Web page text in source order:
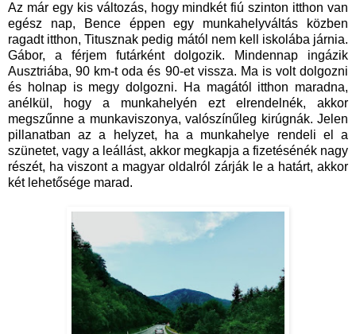
Az már egy kis változás, hogy mindkét fiú szinton itthon van
egész nap, Bence éppen egy munkahelyváltás közben
ragadt itthon, Titusznak pedig mától nem kell iskolába járnia.
Gábor, a férjem futárként dolgozik. Mindennap ingázik
Ausztriába, 90 km-t oda és 90-et vissza. Ma is volt dolgozni
és holnap is megy dolgozni. Ha magától itthon maradna,
anélkül, hogy a munkahelyén ezt elrendelnék, akkor
megszűnne a munkaviszonya, valószínűleg kirúgnák. Jelen
pillanatban az a helyzet, ha a munkahelye rendeli el a
szünetet, vagy a leállást, akkor megkapja a fizetésénék nagy
részét, ha viszont a magyar oldalról zárják le a határt, akkor
két lehetősége marad.